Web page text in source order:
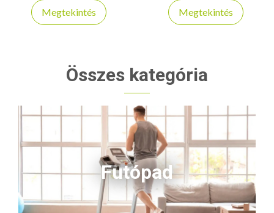
Megtekintés
Kompatibilis a legtöbb csigás
edzőgéppel.
Megtekintés
Összes kategória
Futópad